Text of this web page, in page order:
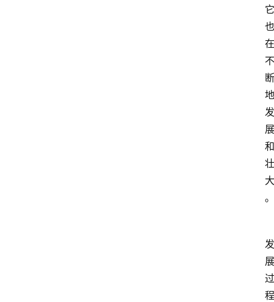
它
也
在
不
断
地
发
展
和
壮
大
。
发
展
过
程